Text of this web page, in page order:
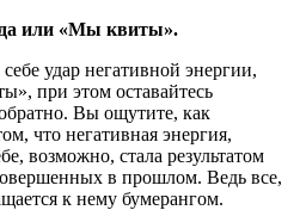
или «Мы квиты».
удар негативной энергии,
при этом оставайтесь
Вы ощутите, как
что негативная энергия,
возможно, стала результатом
в прошлом. Ведь все,
к нему бумерангом.